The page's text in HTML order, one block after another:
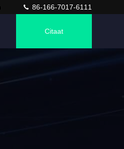
86-166-7017-6111
Citaat